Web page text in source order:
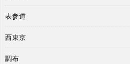
表参道
西東京
調布